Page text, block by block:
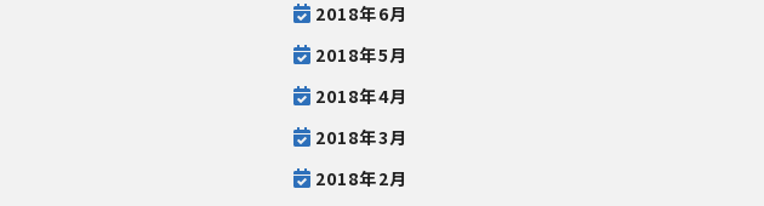
2018年6月
2018年5月
2018年4月
2018年3月
2018年2月